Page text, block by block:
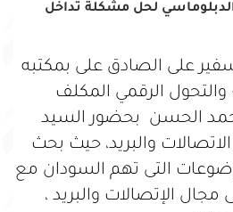
لحل مشكلة تداخل
على الصادق على بمكتبه
والتحول الرقمي المكلف
الحسن بحضور السيد
والبريد، حيث بحث
التى تهم السودان مع
مجال الإتصالات والبريد ،